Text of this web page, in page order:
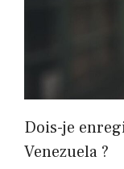
Dois-je
Venezuela ?